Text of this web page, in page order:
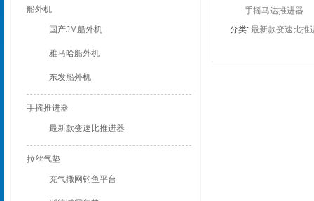
船外机
国产JM船外机
雅马哈船外机
东发船外机
手摇推进器
最新款变速比推进器
拉丝气垫
充气撒网钓鱼平台
手摇马达推进器
分类: 最新款变速比推